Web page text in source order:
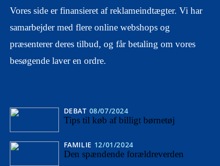
Vores side er finansieret af reklameindtægter. Vi har
samarbejder med flere online webshops og
præsenterer deres tilbud, og får betaling om vores
besøgende laver en ordre.
DEBAT 08/07/2024
Tips til køb af billigt børnetøj
FAMILIE 12/01/2024
Den spændende forældreverden